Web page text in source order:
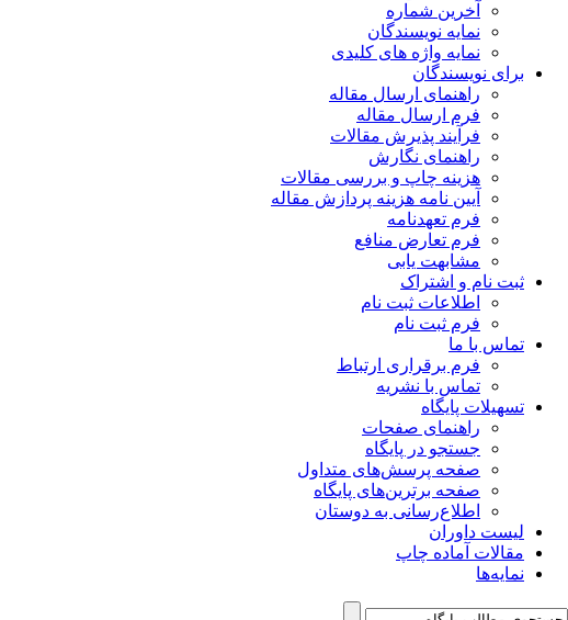
آخرین شماره
نمایه نویسندگان
نمایه واژه های کلیدی
برای نویسندگان
راهنمای ارسال مقاله
فرم ارسال مقاله
فرآیند پذیرش مقالات
راهنمای نگارش
هزینه چاپ و بررسی مقالات
آیین نامه هزینه پردازش مقاله
فرم تعهدنامه
فرم تعارض منافع
مشابهت یابی
ثبت نام و اشتراک
اطلاعات ثبت نام
فرم ثبت نام
تماس با ما
فرم برقراری ارتباط
تماس با نشریه
تسهیلات پایگاه
راهنمای صفحات
جستجو در پایگاه
صفحه پرسش‌های متداول
صفحه برترین‌های پایگاه
اطلاع‌رسانی به دوستان
لیست داوران
مقالات آماده چاپ
نمایه‌ها